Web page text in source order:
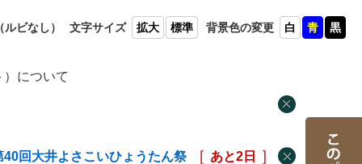
（ルビなし） 文字サイズ 拡大 標準 背景色の変更 白 青 黒
について
40回大井よさこいひょうたん祭 あと2 日